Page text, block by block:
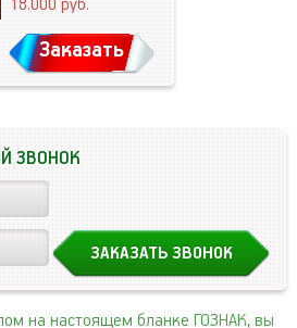
18.000руб.
Заказать
ЗВОНОК
на настоящем бланке ГОЗНАК, вы